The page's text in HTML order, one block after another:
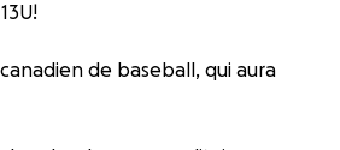
de baseball, qui aura